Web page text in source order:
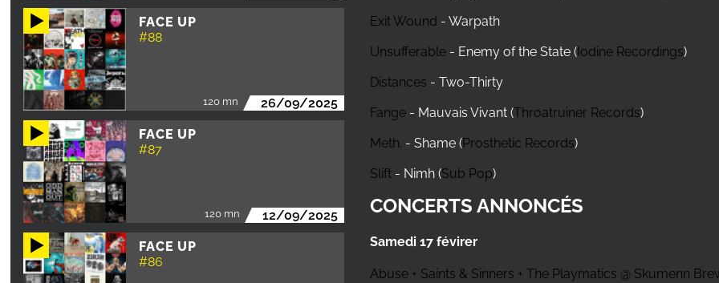
FACE UP
#88
120 mn 26/09/2025
FACE UP
#87
120 mn 12/09/2025
FACE UP
#86
Exit Wound - Warpath
Unsufferable - Enemy of the State (Iodine Recordings)
Distances - Two-Thirty
Fange - Mauvais Vivant (Throatruiner Records)
Meth. - Shame (Prosthetic Records)
Slift - Nimh (Sub Pop)
CONCERTS ANNONCÉS
Samedi 17 févirer
Abuse + Saints & Sinners + The Playmatics @ Skumenn